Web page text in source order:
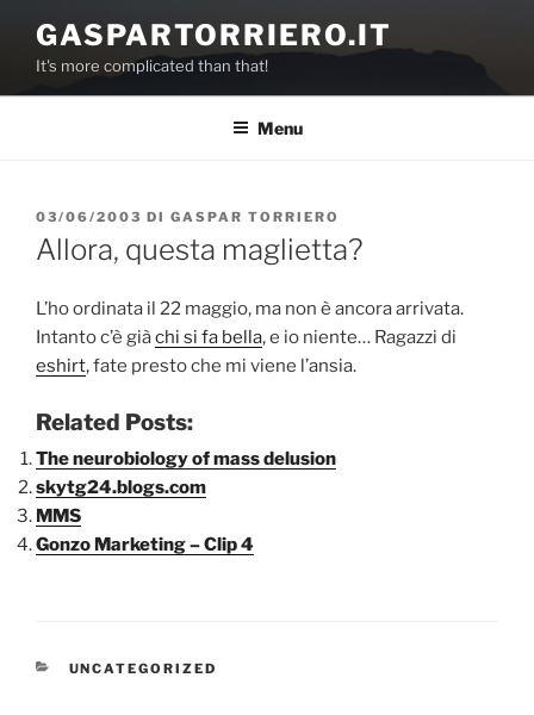
contenuto
GASPARTORRIERO.IT
It's more complicated than that!
Menu
PUBBLICATO
IL
03/06/2003 DI GASPAR TORRIERO
Allora, questa maglietta?
L’ho ordinata il 22 maggio, ma non è ancora arrivata.
Intanto c’è giàchi si fa bella, e io niente… Ragazzi di
eshirt, fate presto che mi viene l’ansia.
Related Posts:
The neurobiology of mass delusion
skytg24.blogs.com
MMS
Gonzo Marketing – Clip 4
CATEGORIE
UNCATEGORIZED